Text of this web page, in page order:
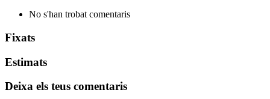
No s'han trobat comentaris
Fixats
Estimats
Deixa els teus comentaris